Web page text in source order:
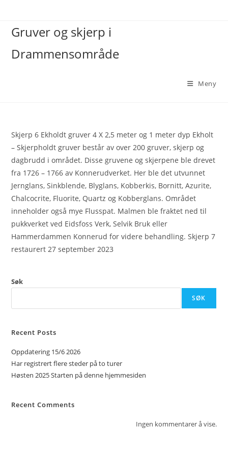
Gruver og skjerp i
Drammensområde
Meny
Skjerp 6 Ekholdt gruver 4 X 2,5 meter og 1 meter dyp Ekholt
– Skjerpholdt gruver består av over 200 gruver, skjerp og
dagbrudd i området. Disse gruvene og skjerpene ble drevet
fra 1726 – 1766 av Konnerudverket. Her ble det utvunnet
Jernglans, Sinkblende, Blyglans, Kobberkis, Bornitt, Azurite,
Chalcocrite, Fluorite, Quartz og Kobberglans. Området
inneholder også mye Flusspat. Malmen ble fraktet ned til
pukkverket ved Eidsfoss Verk, Selvik Bruk eller
Hammerdammen Konnerud for videre behandling. Skjerp 7
restaurert 27 september 2023
Søk
SØK
Recent Posts
Oppdatering 15/6 2026
Har registrert flere steder på to turer
Høsten 2025 Starten på denne hjemmesiden
Recent Comments
Ingen kommentarer å vise.